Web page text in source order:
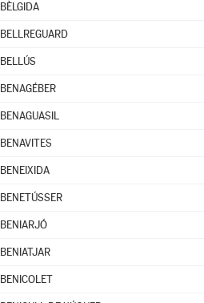
BÈLGIDA
BELLREGUARD
BELLÚS
BENAGÉBER
BENAGUASIL
BENAVITES
BENEIXIDA
BENETÚSSER
BENIARJÓ
BENIATJAR
BENICOLET